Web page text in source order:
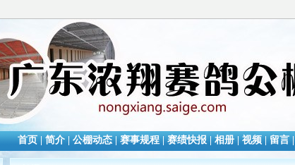
首页|简介|公棚动态|赛事规程|赛绩快报|相册|视频|留言